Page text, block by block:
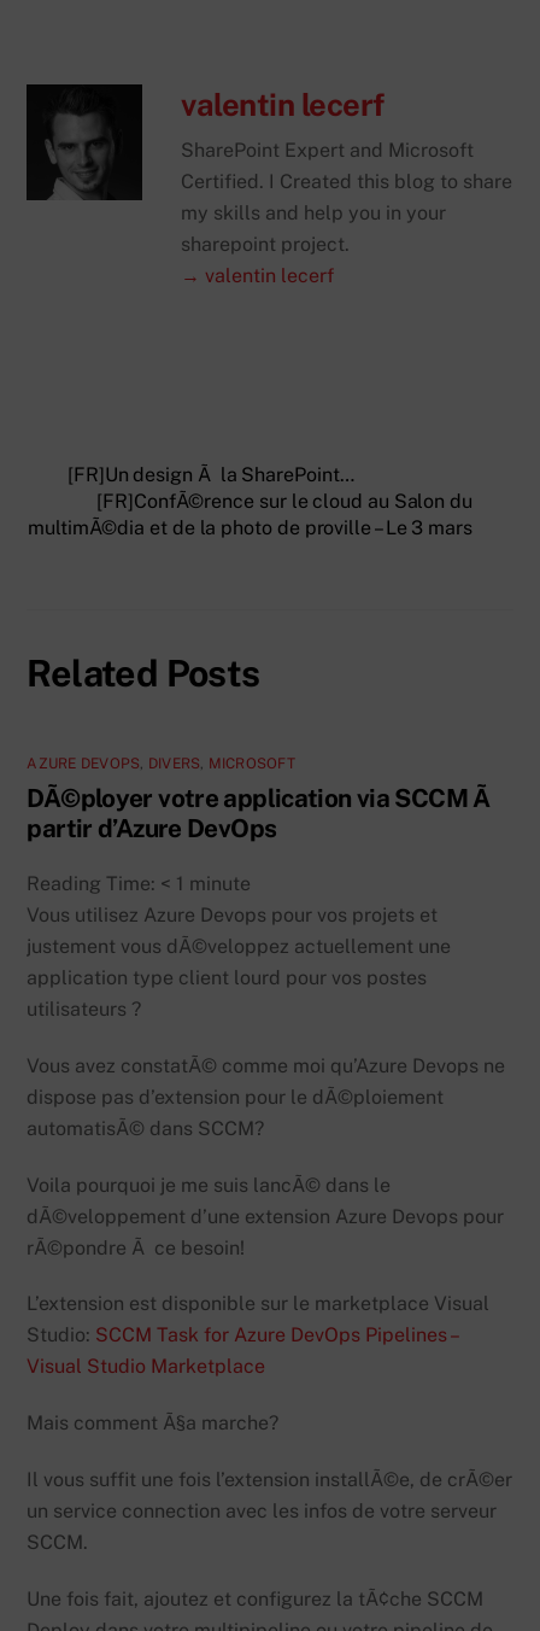
valentin lecerf
SharePoint Expert and Microsoft
Certified. I Created this blog to share
my skills and help you in your
sharepoint project.
→ valentin lecerf
[FR]Un design Ã la SharePoint…
[FR]ConfÃ©rence sur le cloud au Salon du
multimÃ©dia et de la photo de proville – Le 3 mars
Related Posts
AZURE DEVOPS, DIVERS, MICROSOFT
DÃ©ployer votre application via SCCM Ã
partir d’Azure DevOps
Reading Time: < 1 minute
Vous utilisez Azure Devops pour vos projets et
justement vous dÃ©veloppez actuellement une
application type client lourd pour vos postes
utilisateurs ?
Vous avez constatÃ© comme moi qu’Azure Devops ne
dispose pas d’extension pour le dÃ©ploiement
automatisÃ© dans SCCM?
Voila pourquoi je me suis lancÃ© dans le
dÃ©veloppement d’une extension Azure Devops pour
rÃ©pondre Ã ce besoin!
L’extension est disponible sur le marketplace Visual
Studio: SCCM Task for Azure DevOps Pipelines –
Visual Studio Marketplace
Mais comment Ã§a marche?
Il vous suffit une fois l’extension installÃ©e, de crÃ©er
un service connection avec les infos de votre serveur
SCCM.
Une fois fait, ajoutez et configurez la tÃ¢che SCCM